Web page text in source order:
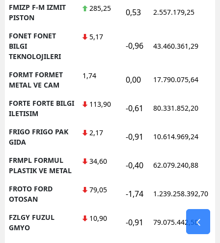
FMIZP F-M IZMIT
PISTON
285,25 0,53 2.557.179,25
FONET FONET
BILGI
TEKNOLOJILERI
5,17
-0,96 43.460.361,29
FORMT FORMET
METAL VE CAM
1,74 0,00 17.790.075,64
FORTE FORTE BILGI
ILETISIM
113,90 -0,61 80.331.852,20
FRIGO FRIGO PAK
GIDA
2,17 -0,91 10.614.969,24
FRMPL FORMUL
PLASTIK VE METAL
34,60 -0,40 62.079.240,88
FROTO FORD
OTOSAN
79,05 -1,74 1.239.258.392,70
FZLGY FUZUL
GMYO
10,90 -0,91 79.075.442,58